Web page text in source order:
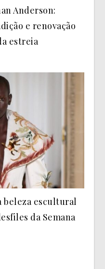
Anderson:
e renovação
estreia
beleza escultural
da Semana